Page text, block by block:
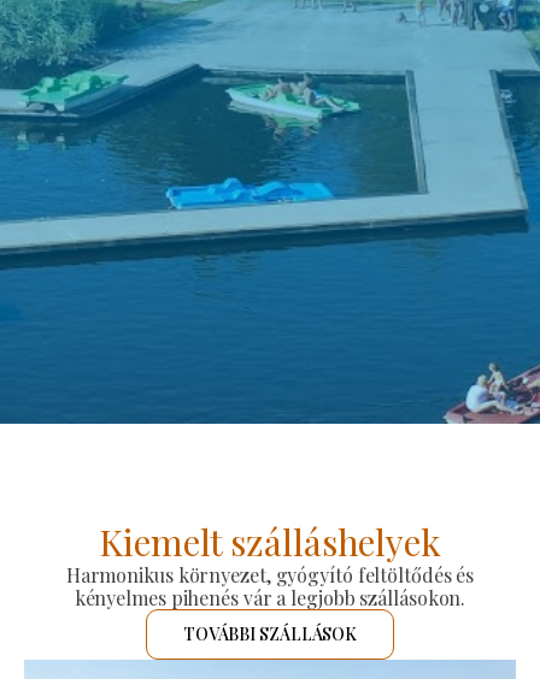
Kiemelt szálláshelyek
Harmonikus környezet, gyógyító feltöltődés és
kényelmes pihenés vár a legjobb szállásokon.
TOVÁBBI SZÁLLÁSOK